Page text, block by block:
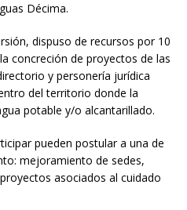
Décima.
dispuso de recursos por 10
concreción de proyectos de las
y personería jurídica
del territorio donde la
potable y/o alcantarillado.
pueden postular a una de
mejoramiento de sedes,
asociados al cuidado